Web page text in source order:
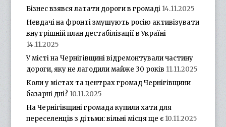
Бізнес взявся латати дороги в громаді 14.11.2025
Невдачі на фронті змушують росію активізувати
внутрішній план дестабілізації в Україні
14.11.2025
У місті на Чернігівщині відремонтували частину
дороги, яку не лагодили майже 30 років 11.11.2025
Коли у містах та центрах громад Чернігівщини
базарні дні? 10.11.2025
На Чернігівщині громада купили хати для
переселенців з дітьми: вільні місця ще є 10.11.2025